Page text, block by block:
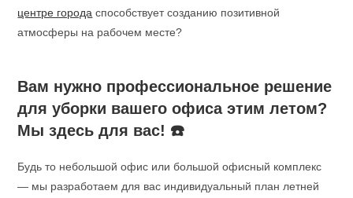
центре города способствует созданию позитивной
атмосферы на рабочем месте?
Вам нужно профессиональное решение
для уборки вашего офиса этим летом?
Мы здесь для вас! ☎️
Будь то небольшой офис или большой офисный комплекс
— мы разработаем для вас индивидуальный план летней